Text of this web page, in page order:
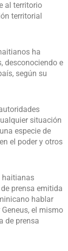
al territorio
territorial
ha
desconociendo e
según su
situación
especie de
el poder y otros
haitianas
prensa emitida
hablar
el mismo
de prensa